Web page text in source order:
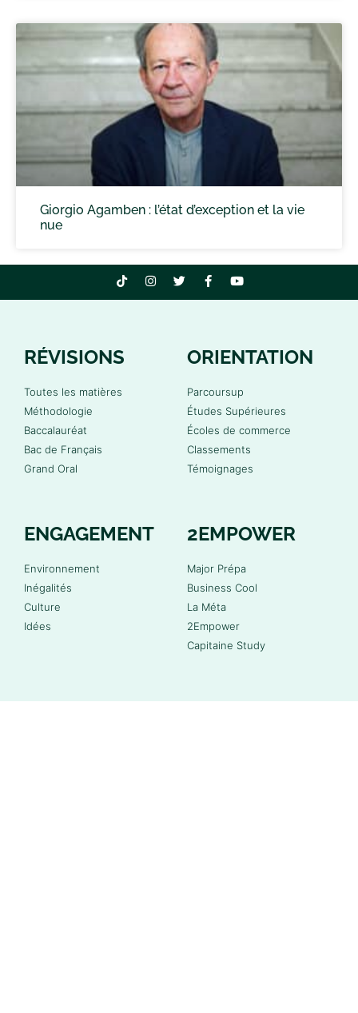
Giorgio Agamben : l’état d’exception et la vie
nue
RÉVISIONS
Toutes les matières
Méthodologie
Baccalauréat
Bac de Français
Grand Oral
ORIENTATION
Parcoursup
Études Supérieures
Écoles de commerce
Classements
Témoignages
ENGAGEMENT
Environnement
Inégalités
Culture
Idées
2EMPOWER
Major Prépa
Business Cool
La Méta
2Empower
Capitaine Study